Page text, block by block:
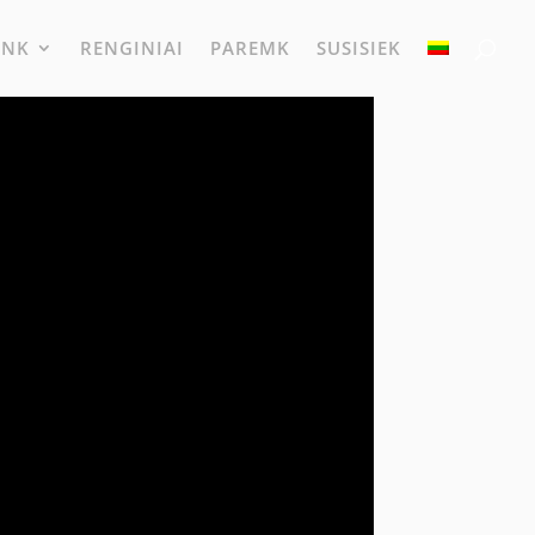
RENGINIAI PAREMK SUSISIEK